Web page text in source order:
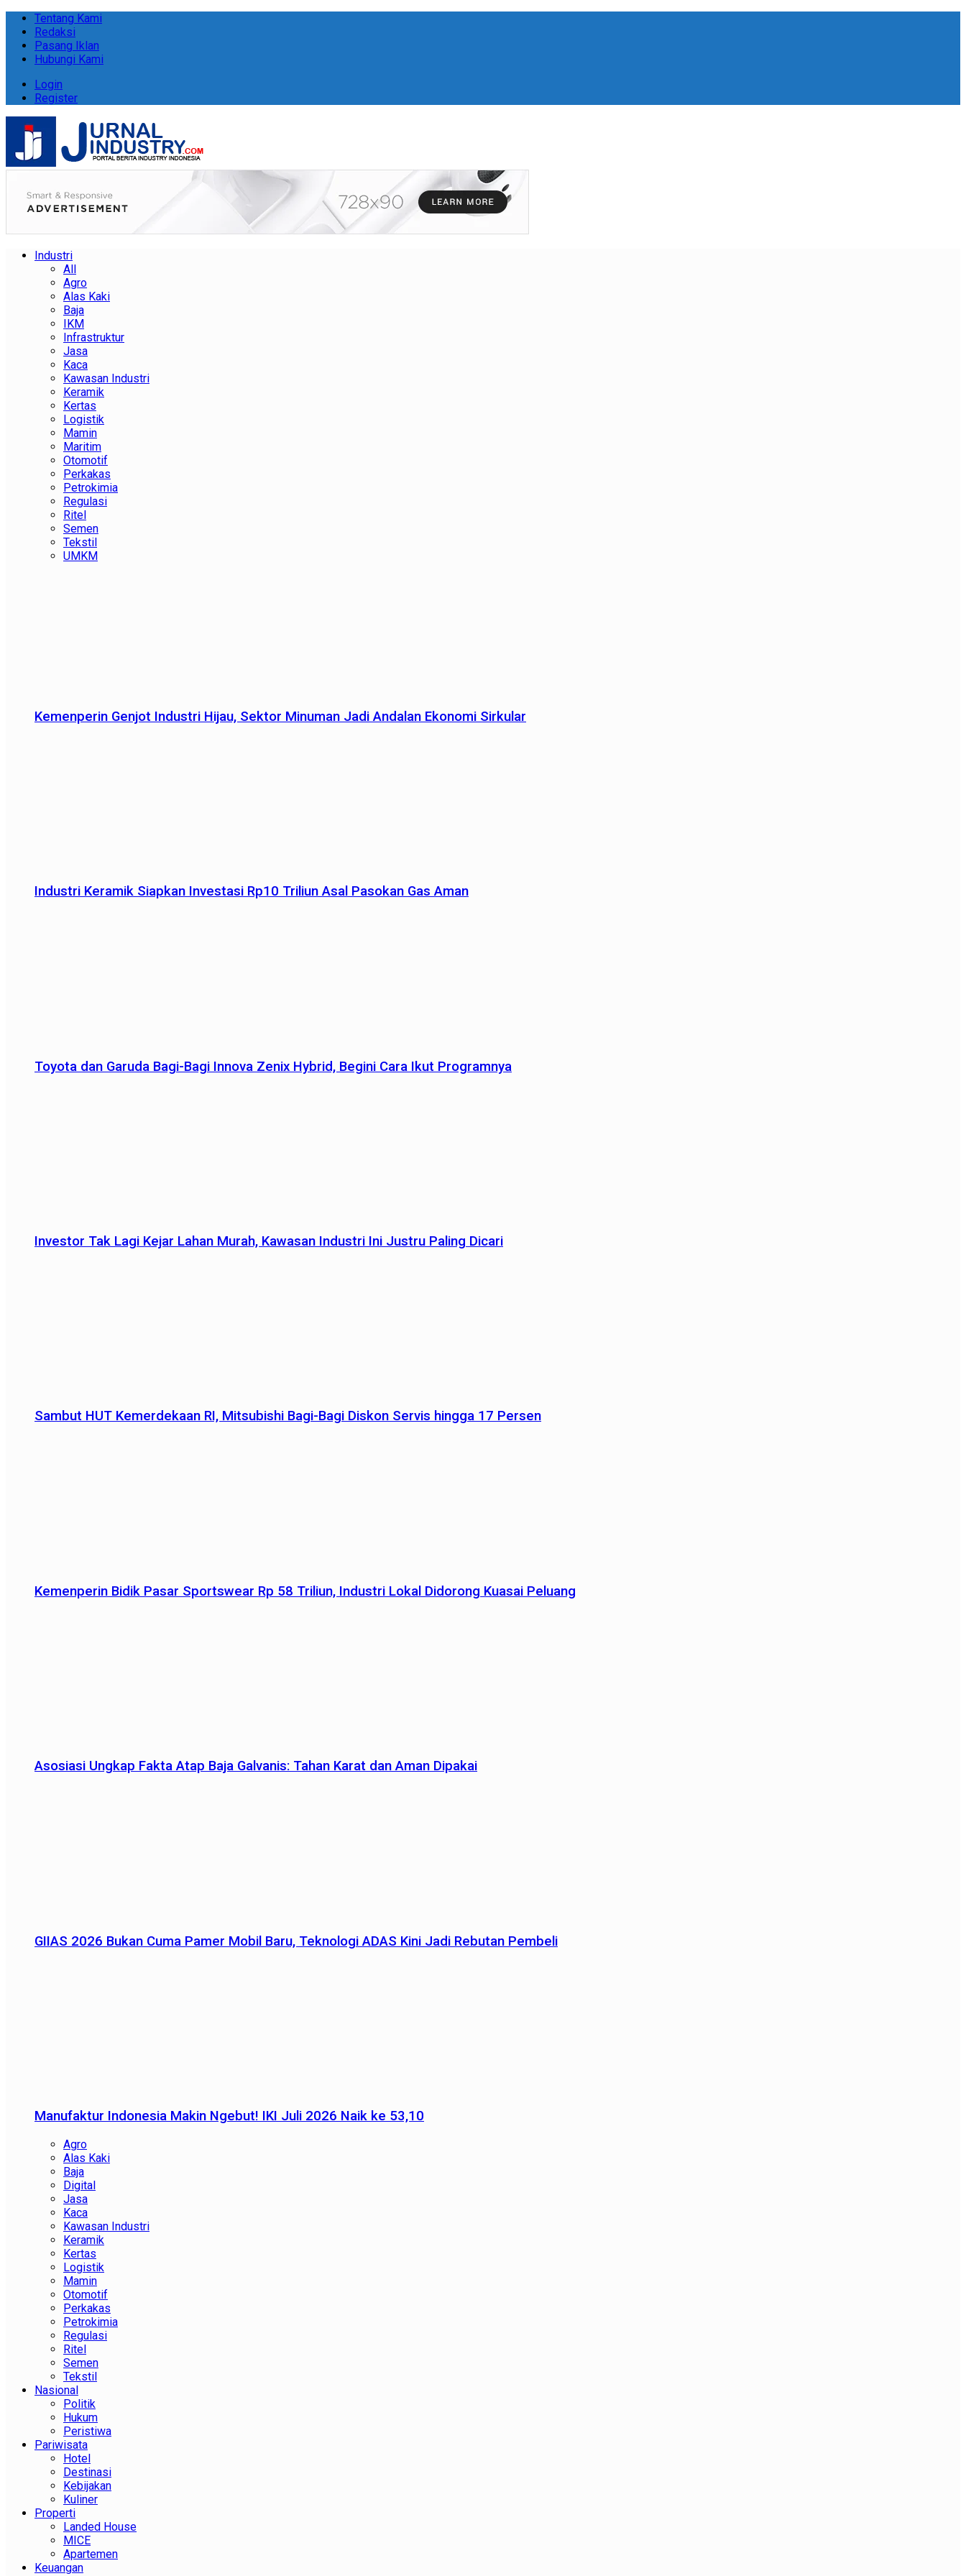
Tentang Kami
Redaksi
Pasang Iklan
Hubungi Kami
Login
Register
Industri
All
Agro
Alas Kaki
Baja
IKM
Infrastruktur
Jasa
Kaca
Kawasan Industri
Keramik
Kertas
Logistik
Mamin
Maritim
Otomotif
Perkakas
Petrokimia
Regulasi
Ritel
Semen
Tekstil
UMKM
Kemenperin Genjot Industri Hijau, Sektor Minuman Jadi Andalan Ekonomi Sirkular
Industri Keramik Siapkan Investasi Rp10 Triliun Asal Pasokan Gas Aman
Toyota dan Garuda Bagi-Bagi Innova Zenix Hybrid, Begini Cara Ikut Programnya
Investor Tak Lagi Kejar Lahan Murah, Kawasan Industri Ini Justru Paling Dicari
Sambut HUT Kemerdekaan RI, Mitsubishi Bagi-Bagi Diskon Servis hingga 17 Persen
Kemenperin Bidik Pasar Sportswear Rp 58 Triliun, Industri Lokal Didorong Kuasai Peluang
Asosiasi Ungkap Fakta Atap Baja Galvanis: Tahan Karat dan Aman Dipakai
GIIAS 2026 Bukan Cuma Pamer Mobil Baru, Teknologi ADAS Kini Jadi Rebutan Pembeli
Manufaktur Indonesia Makin Ngebut! IKI Juli 2026 Naik ke 53,10
Agro
Alas Kaki
Baja
Digital
Jasa
Kaca
Kawasan Industri
Keramik
Kertas
Logistik
Mamin
Otomotif
Perkakas
Petrokimia
Regulasi
Ritel
Semen
Tekstil
Nasional
Politik
Hukum
Peristiwa
Pariwisata
Hotel
Destinasi
Kebijakan
Kuliner
Properti
Landed House
MICE
Apartemen
Keuangan